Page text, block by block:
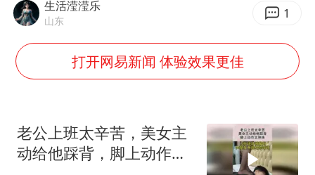
“新疆阿勒泰八月能滑雪”不实
胡彦斌韩磊 谁帮谁
夯实基础开新局
生活滢滢乐
山东 1
打开网易新闻 体验效果更佳
老公上班太辛苦，美女主
动给他踩背，脚上动作太